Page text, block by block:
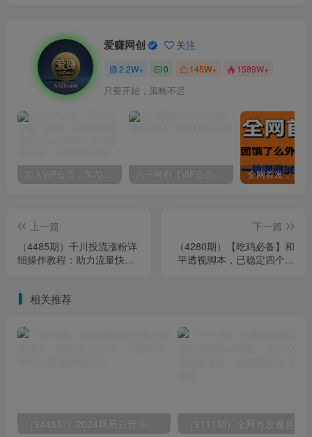
爱赚网创 关注
2.2W+ 0 145W+ 1589W+
只要开始，虽晚不迟
加入VIP会员，享70%的推广提成，免费学习多种网上创业课程，菜鸟秒变大神！ 八一网创【VIP会员专属交流群】
上一篇
（4485期）千川投流涨粉详
细操作教程：助力流量快速
下一篇
（4280期）【吃鸡必备】和
平透视脚本，已稳定四个赛
相关推荐